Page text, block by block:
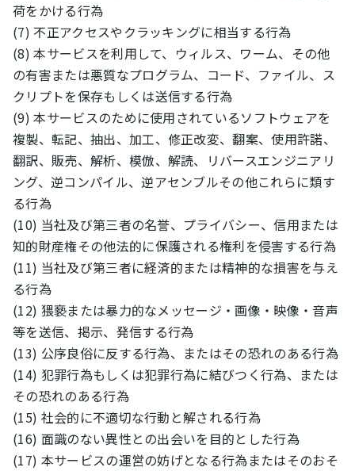
荷をかける行為
(7) 不正アクセスやクラッキングに相当する行為
(8) 本サービスを利用して、ウィルス、ワーム、その他
の有害または悪質なプログラム、コード、ファイル、ス
クリプトを保存もしくは送信する行為
(9) 本サービスのために使用されているソフトウェアを
複製、転記、抽出、加工、修正改変、翻案、使用許諾、
翻訳、販売、解析、模倣、解読、リバースエンジニアリ
ング、逆コンパイル、逆アセンブルその他これらに類す
る行為
(10) 当社及び第三者の名誉、プライバシー、信用または
知的財産権その他法的に保護される権利を侵害する行為
(11) 当社及び第三者に経済的または精神的な損害を与え
る行為
(12) 猥褻または暴力的なメッセージ・画像・映像・音声
等を送信、掲示、発信する行為
(13) 公序良俗に反する行為、またはその恐れのある行為
(14) 犯罪行為もしくは犯罪行為に結びつく行為、または
その恐れのある行為
(15) 社会的に不適切な行動と解される行為
(16) 面識のない異性との出会いを目的とした行為
(17) 本サービスの運営の妨げとなる行為またはそのおそ